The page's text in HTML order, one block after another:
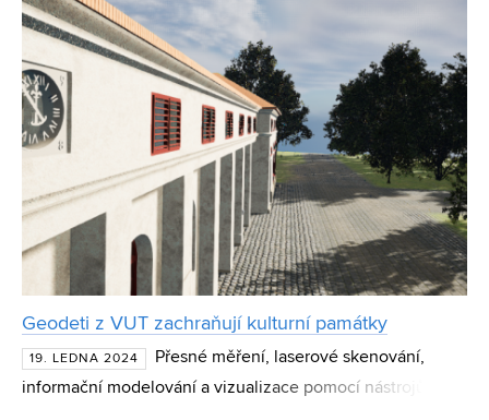
Geodeti z VUT zachraňují kulturní památky
19. LEDNA 2024
Přesné měření, laserové skenování,
informační modelování a vizualizace pomocí nástrojů